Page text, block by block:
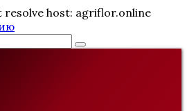
resolve host: agriflor.online